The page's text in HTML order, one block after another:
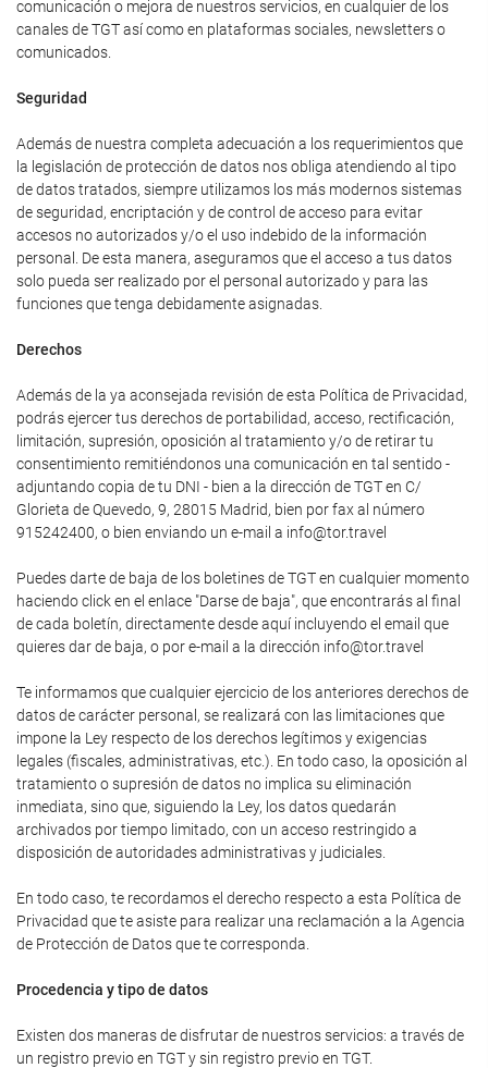
comunicación o mejora de nuestros servicios, en cualquier de los
canales de TGT así como en plataformas sociales, newsletters o
comunicados.
Seguridad
Además de nuestra completa adecuación a los requerimientos que
la legislación de protección de datos nos obliga atendiendo al tipo
de datos tratados, siempre utilizamos los más modernos sistemas
de seguridad, encriptación y de control de acceso para evitar
accesos no autorizados y/o el uso indebido de la información
personal. De esta manera, aseguramos que el acceso a tus datos
solo pueda ser realizado por el personal autorizado y para las
funciones que tenga debidamente asignadas.
Derechos
Además de la ya aconsejada revisión de esta Política de Privacidad,
podrás ejercer tus derechos de portabilidad, acceso, rectificación,
limitación, supresión, oposición al tratamiento y/o de retirar tu
consentimiento remitiéndonos una comunicación en tal sentido -
adjuntando copia de tu DNI - bien a la dirección de TGT en C/
Glorieta de Quevedo, 9, 28015 Madrid, bien por fax al número
915242400, o bien enviando un e-mail a info@tor.travel
Puedes darte de baja de los boletines de TGT en cualquier momento
haciendo click en el enlace "Darse de baja", que encontrarás al final
de cada boletín, directamente desde aquí incluyendo el email que
quieres dar de baja, o por e-mail a la dirección info@tor.travel
Te informamos que cualquier ejercicio de los anteriores derechos de
datos de carácter personal, se realizará con las limitaciones que
impone la Ley respecto de los derechos legítimos y exigencias
legales (fiscales, administrativas, etc.). En todo caso, la oposición al
tratamiento o supresión de datos no implica su eliminación
inmediata, sino que, siguiendo la Ley, los datos quedarán
archivados por tiempo limitado, con un acceso restringido a
disposición de autoridades administrativas y judiciales.
En todo caso, te recordamos el derecho respecto a esta Política de
Privacidad que te asiste para realizar una reclamación a la Agencia
de Protección de Datos que te corresponda.
Procedencia y tipo de datos
Existen dos maneras de disfrutar de nuestros servicios: a través de
un registro previo en TGT y sin registro previo en TGT.